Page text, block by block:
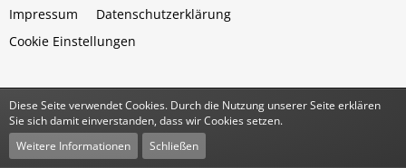
Impressum
Datenschutzerklärung
Cookie Einstellungen
Community-Software:WoltLab Suite™
Stil:Classicvon
Diese Seite verwendet Cookies. Durch die Nutzung unserer Seite erklären
Sie sich damit einverstanden, dass wir Cookies setzen.
Weitere Informationen
Schließen